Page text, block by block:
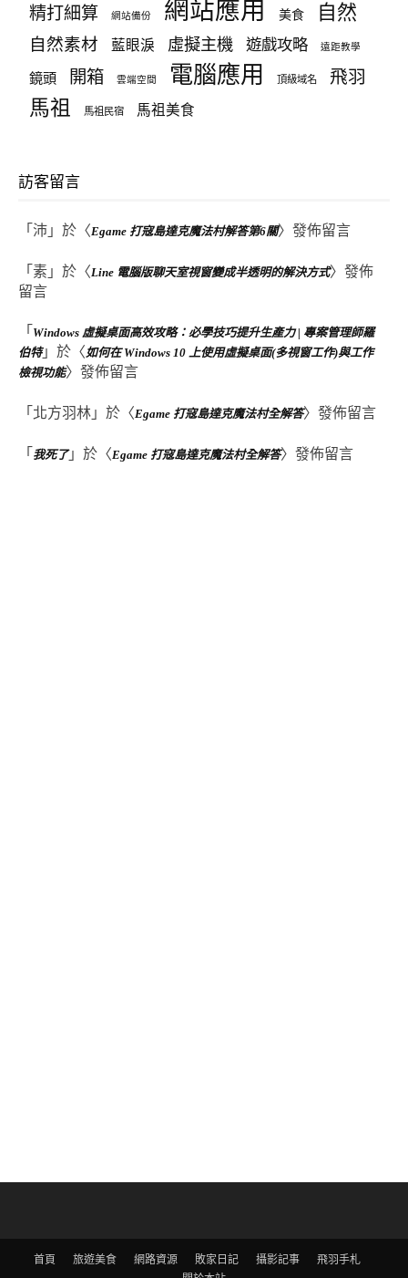
精打細算 網站備份 網站應用 美食 自然
自然素材 藍眼淚 虛擬主機 遊戲攻略 遠距教學
鏡頭 開箱 雲端空間 電腦應用 頂級域名 飛羽
馬祖 馬祖民宿 馬祖美食
訪客留言
「 沛 」於〈Egame 打寇島達克魔法村解答第6關〉發佈留言
「 素 」於〈Line 電腦版聊天室視窗變成半透明的解決方式〉發佈
留言
「 Windows 虛擬桌面高效攻略：必學技巧提升生產力 | 專案管理師羅
伯特」於〈如何在 Windows 10 上使用虛擬桌面(多視窗工作)與工作
檢視功能〉發佈留言
「 北方羽林 」於〈Egame 打寇島達克魔法村全解答〉發佈留言
「 我死了」於〈Egame 打寇島達克魔法村全解答〉發佈留言
首頁 旅遊美食 網路資源 敗家日記 攝影記事
飛羽手札